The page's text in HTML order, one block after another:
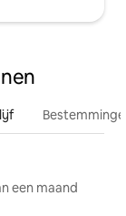
een maand